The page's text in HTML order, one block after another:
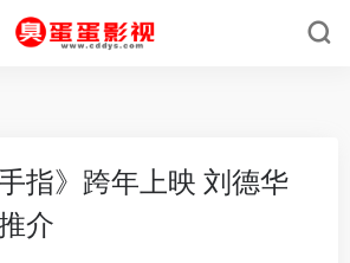
指》跨年上映 刘德华
介